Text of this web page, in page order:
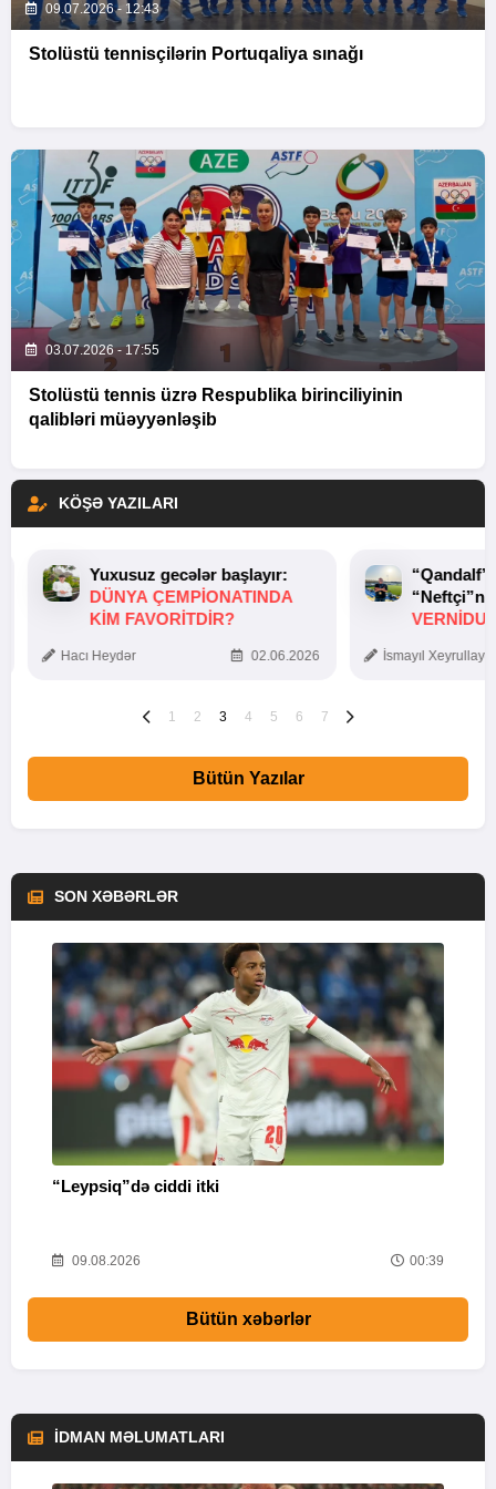
09.07.2026 - 12:43
Stolüstü tennisçilərin Portuqaliya sınağı
03.07.2026 - 17:55
Stolüstü tennis üzrə Respublika birinciliyinin
qalibləri müəyyənləşib
KÖŞƏ YAZILARI
Yuxusuz gecələr başlayır:
DÜNYA ÇEMPIONATINDA
KIM FAVORITDIR?
Hacı Heydər 02.06.2026 İsmayıl
1 2 3 4 5 6 7
Bütün Yazılar
SON XƏBƏRLƏR
“Leypsiq”də ciddi itki
09.08.2026 00:39
Bütün xəbərlər
İDMAN MƏLUMATLARI